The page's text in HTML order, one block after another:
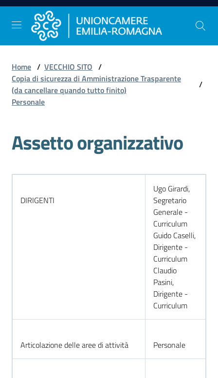
Vai al contenuto
Vai alla navigazione
Vai al footer
Comunicazione
e
Stampa
Studi
e
Orientamento
Imprese
Home / VECCHIO SITO /
Copia di sicurezza di Amministrazione Trasparente
(da cancellare quando tutto finito)
/
Personale
Assetto organizzativo
DIRIGENTI
Ugo Girardi,
Segretario
Generale -
Curriculum
Guido Caselli,
Dirigente -
Curriculum
Claudio
Pasini,
Dirigente -
Curriculum
Articolazione delle aree di attività Personale